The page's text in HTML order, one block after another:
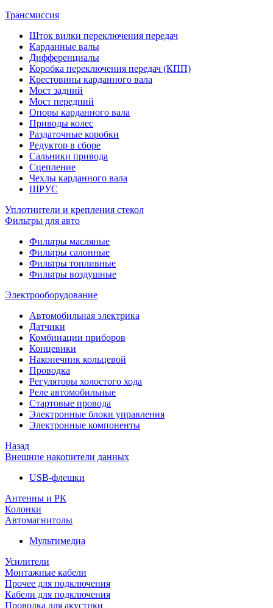
Трансмиссия
Шток вилки переключения передач
Карданные валы
Дифференциалы
Коробка переключения передач (КПП)
Крестовины карданного вала
Мост задний
Мост передний
Опоры карданного вала
Приводы колес
Раздаточные коробки
Редуктор в сборе
Сальники привода
Сцепление
Чехлы карданного вала
ШРУС
Уплотнители и крепления стекол
Фильтры для авто
Фильтры масляные
Фильтры салонные
Фильтры топливные
Фильтры воздушные
Электрооборудование
Автомобильная электрика
Датчики
Комбинации приборов
Концевики
Наконечник кольцевой
Проводка
Регуляторы холостого хода
Реле автомобильные
Стартовые провода
Электронные блоки управления
Электронные компоненты
Назад
Внешние накопители данных
USB-флешки
Антенны и РК
Колонки
Автомагнитолы
Мультимедиа
Усилители
Монтажные кабели
Прочее для подключения
Кабели для подключения
Проводка для акустики